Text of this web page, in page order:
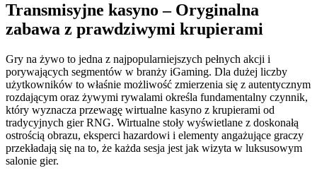
Transmisyjne kasyno – Oryginalna
zabawa z prawdziwymi krupierami
Gry na żywo to jedna z najpopularniejszych pełnych akcji i
porywających segmentów w branży iGaming. Dla dużej liczby
użytkowników to właśnie możliwość zmierzenia się z autentycznym
rozdającym oraz żywymi rywalami określa fundamentalny czynnik,
który wyznacza przewagę wirtualne kasyno z krupierami od
tradycyjnych gier RNG. Wirtualne stoły wyświetlane z doskonałą
ostrością obrazu, eksperci hazardowi i elementy angażujące graczy
przekładają się na to, że każda sesja jest jak wizyta w luksusowym
salonie gier.